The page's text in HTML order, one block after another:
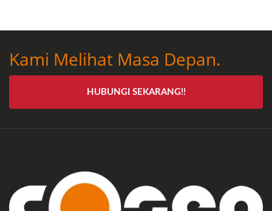
Kami Melihat Masa Depan.
HUBUNGI SEKARANG!!